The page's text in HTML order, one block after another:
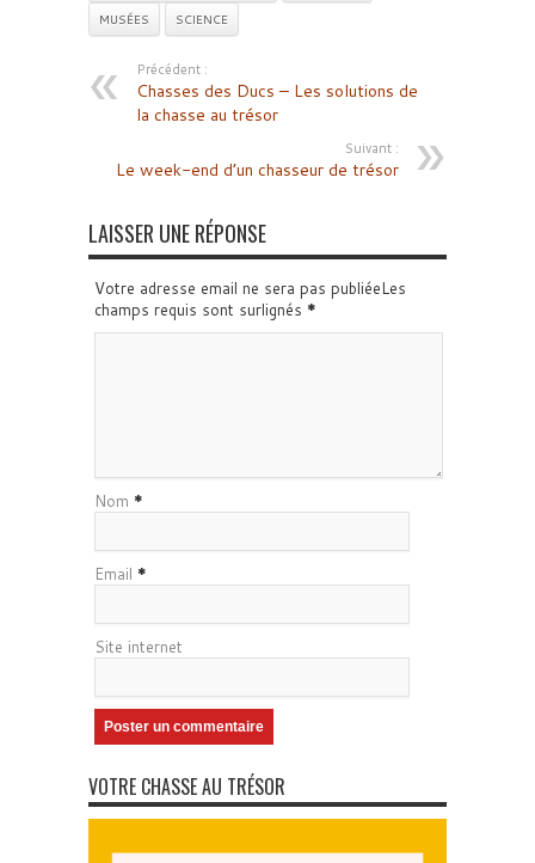
MUSÉES
SCIENCE
Précédent :
Chasses des Ducs – Les solutions de
la chasse au trésor
Suivant :
Le week-end d’un chasseur de trésor
LAISSER UNE RÉPONSE
Votre adresse email ne sera pas publiéeLes
champs requis sont surlignés *
Nom *
Email *
Site internet
VOTRE CHASSE AU TRÉSOR